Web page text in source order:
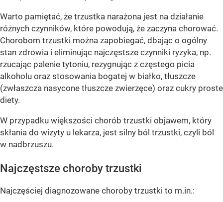
Warto pamiętać, że trzustka narażona jest na działanie
różnych czynników, które powodują, że zaczyna chorować.
Chorobom trzustki można zapobiegać, dbając o ogólny
stan zdrowia i eliminując najczęstsze czynniki ryzyka, np.
rzucając palenie tytoniu, rezygnując z częstego picia
alkoholu oraz stosowania bogatej w białko, tłuszcze
(zwłaszcza nasycone tłuszcze zwierzęce) oraz cukry proste
diety.
W przypadku większości chorób trzustki objawem, który
skłania do wizyty u lekarza, jest silny ból trzustki, czyli ból
w nadbrzuszu.
Najczęstsze choroby trzustki
Najczęściej diagnozowane choroby trzustki to m.in.: